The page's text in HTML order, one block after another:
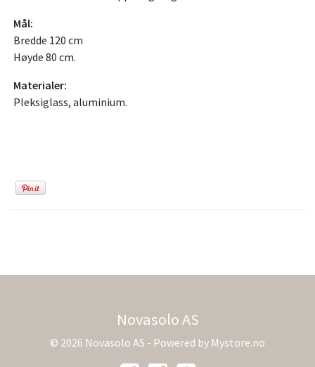
Mål:
Bredde 120 cm
Høyde 80 cm.
Materialer:
Pleksiglass, aluminium.
Novasolo AS
© 2026 Novasolo AS - Powered by Mystore.no